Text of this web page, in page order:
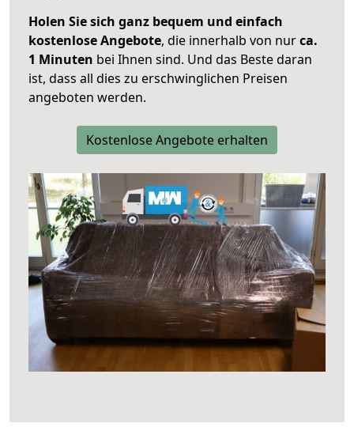
Holen Sie sich ganz bequem und einfach
kostenlose Angebote, die innerhalb von nurca.
1 Minuten bei Ihnen sind. Und das Beste daran
ist, dass all dies zu erschwinglichen Preisen
angeboten werden.
Kostenlose Angebote erhalten